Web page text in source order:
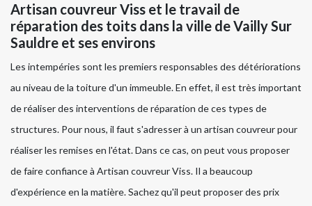
Artisan couvreur Viss et le travail de
réparation des toits dans la ville de Vailly Sur
Sauldre et ses environs
Les intempéries sont les premiers responsables des détériorations
au niveau de la toiture d'un immeuble. En effet, il est très important
de réaliser des interventions de réparation de ces types de
structures. Pour nous, il faut s'adresser à un artisan couvreur pour
réaliser les remises en l'état. Dans ce cas, on peut vous proposer
de faire confiance à Artisan couvreur Viss. Il a beaucoup
d'expérience en la matière. Sachez qu'il peut proposer des prix